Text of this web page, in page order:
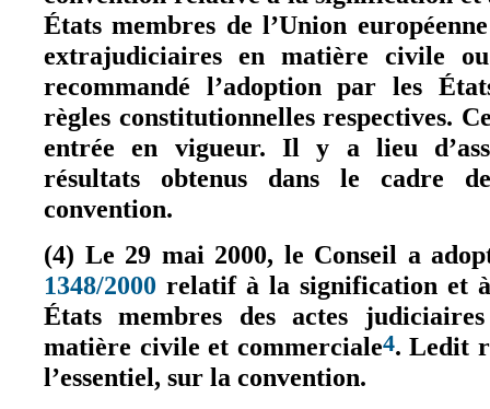
États membres de l’Union
extrajudiciaires en matière civile
recommandé l’adoption par les
règles constitutionnelles respectives.
entrée en vigueur. Il y a lieu
résultats obtenus dans le cadre
convention.
(4) Le 29 mai 2000, le Conseil a
1348/2000 (le lien est externe)
relatif à la signification et
États membres des actes
matière civile et commerciale4. Ledit
l’essentiel, sur la convention.